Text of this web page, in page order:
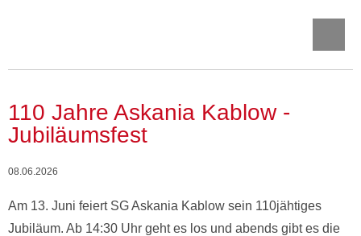
110 Jahre Askania Kablow -
Jubiläumsfest
08.06.2026
Am 13. Juni feiert SG Askania Kablow sein 110jähtiges
Jubiläum. Ab 14:30 Uhr geht es los und abends gibt es die